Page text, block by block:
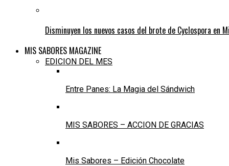
Disminuyen los nuevos casos del brote de Cyclospora en
MIS SABORES MAGAZINE
EDICION DEL MES
Entre Panes: La Magia del Sándwich
MIS SABORES – ACCION DE GRACIAS
Mis Sabores – Edición Chocolate